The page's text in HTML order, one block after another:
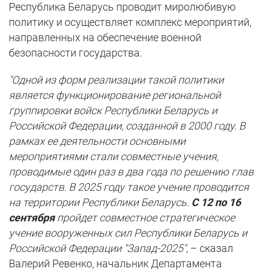
Республика Беларусь проводит миролюбивую
политику и осуществляет комплекс мероприятий,
направленных на обеспечение военной
безопасности государства.
"Одной из форм реализации такой политики
является функционирование региональной
группировки войск Республики Беларусь и
Российской Федерации, созданной в 2000 году. В
рамках ее деятельности основными
мероприятиями стали совместные учения,
проводимые один раз в два года по решению глав
государств. В 2025 году такое учение проводится
на территории Республики Беларусь. С 12 по 16
сентябряпройдет совместное стратегическое
учение вооруженных сил Республики Беларусь и
Российской Федерации "Запад-2025", – сказал
Валерий Ревенко, начальник Департамента